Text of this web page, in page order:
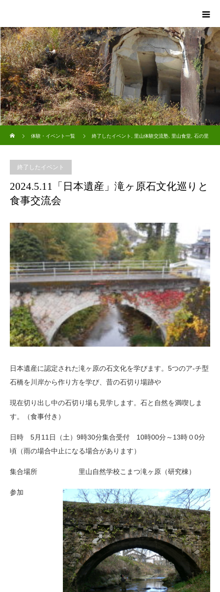
体験・イベント一覧
終了したイベント 里山体験交流塾 里山食堂 石の里
終了したイベント
2024.5.11「日本遺産」滝ヶ原石文化巡りと
食事交流会
日本遺産に認定された滝ヶ原の石文化を学びます。5つのア-チ型
石橋を川岸から作り方を学び、昔の石切り場跡や
現在切り出し中の石切り場も見学します。石と自然を満喫しま
す。（食事付き）
日時 5月11日（土）9時30分集合受付 10時00分～13時０0分
頃（雨の場合中止になる場合があります）
集合場所 里山自然学校こまつ滝ヶ原（研究棟）
参加